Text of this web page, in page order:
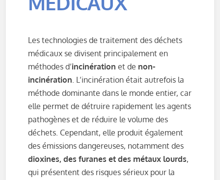
Les technologies de traitement des déchets
médicaux se divisent principalement en
méthodes d’incinération et de non-
incinération. L’incinération était autrefois la
méthode dominante dans le monde entier, car
elle permet de détruire rapidement les agents
pathogènes et de réduire le volume des
déchets. Cependant, elle produit également
des émissions dangereuses, notamment des
dioxines, des furanes et des métaux lourds,
qui présentent des risques sérieux pour la